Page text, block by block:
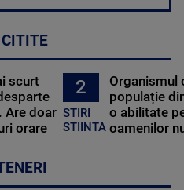
scurt
Are doar
orare
2
STIRI
STIINTA
Organismul
populație
o abilitate
oamenilor